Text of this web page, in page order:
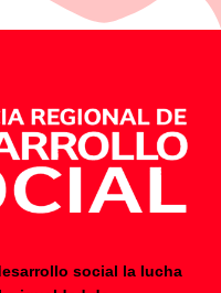
social la lucha